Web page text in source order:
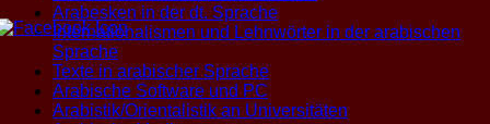
Arabesken in der dt. Sprache
Internationalismen und Lehnwörter in der arabischen
Sprache
Texte in arabischer Sprache
Arabische Software und PC
Arabistik/Orientalistik an Universitäten